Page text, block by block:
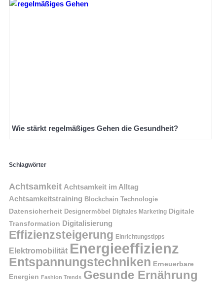
Wie stärkt regelmäßiges Gehen die Gesundheit?
Schlagwörter
Achtsamkeit Achtsamkeit im Alltag
Achtsamkeitstraining Blockchain Technologie
Datensicherheit Designermöbel Digitales Marketing Digitale
Transformation Digitalisierung
Effizienzsteigerung Einrichtungstipps
Elektromobilität Energieeffizienz
Entspannungstechniken Erneuerbare
Energien Fashion Trends Gesunde Ernährung